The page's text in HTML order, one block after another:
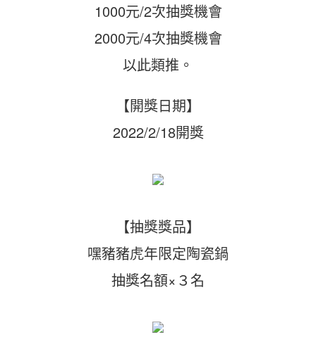
1000元/2次抽獎機會
2000元/4次抽獎機會
以此類推。
【開獎日期】
2022/2/18開獎
【抽獎獎品】
嘿豬豬虎年限定陶瓷鍋
抽獎名額×３名